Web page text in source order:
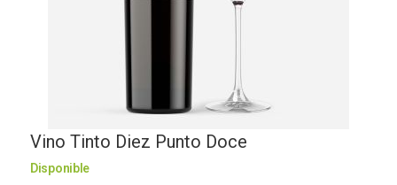
Vino Tinto Diez Punto Doce
Disponible